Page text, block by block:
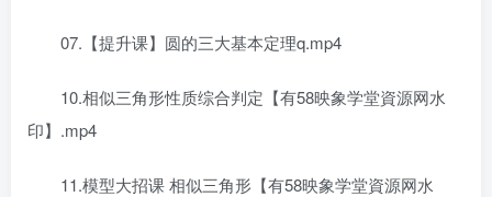
07.【提升课】圆的三大基本定理q.mp4
10.相似三角形性质综合判定【有58映象学堂資源网水
印】.mp4
11.模型大招课 相似三角形【有58映象学堂資源网水